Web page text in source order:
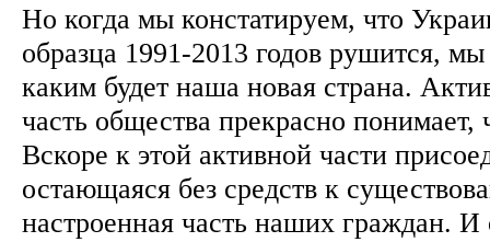
Но когда мы констатируем, что
образца 1991-2013 годов рушится,
каким будет наша новая страна.
часть общества прекрасно понимает,
Вскоре к этой активной части
остающаяся без средств к
настроенная часть наших граждан. И